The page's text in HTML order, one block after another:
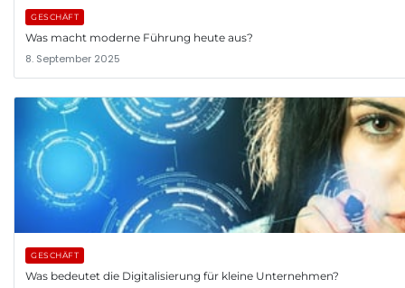
GESCHÄFT
Was macht moderne Führung heute aus?
8. September 2025
GESCHÄFT
Was bedeutet die Digitalisierung für kleine Unternehmen?